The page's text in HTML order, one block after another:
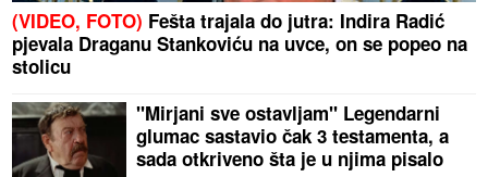
(VIDEO, FOTO) Fešta trajala do jutra: Indira Radić
pjevala Draganu Stankoviću na uvce, on se popeo na
stolicu
"Mirjani sve ostavljam" Legendarni
glumac sastavio čak 3 testamenta, a
sada otkriveno šta je u njima pisalo